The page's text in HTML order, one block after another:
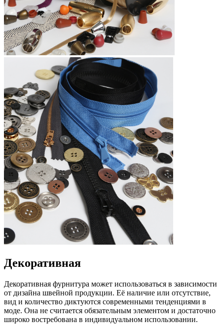
Декоративная
Декоративная фурнитура может использоваться в зависимости
от дизайна швейной продукции. Её наличие или отсутствие,
вид и количество диктуются современными тенденциями в
моде. Она не считается обязательным элементом и достаточно
широко востребована в индивидуальном использовании.